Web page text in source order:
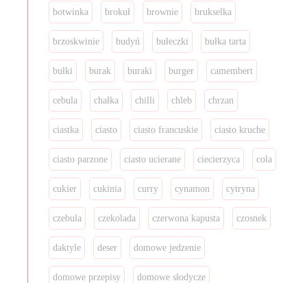
botwinka brokuł brownie brukselka
brzoskwinie budyń bułeczki bułka tarta
bułki burak buraki burger camembert
cebula chałka chilli chleb chrzan
ciastka ciasto ciasto francuskie ciasto kruche
ciasto parzone ciasto ucierane ciecierzyca cola
cukier cukinia curry cynamon cytryna
czebula czekolada czerwona kapusta czosnek
daktyle deser domowe jedzenie
domowe przepisy domowe słodycze